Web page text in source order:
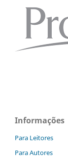
Informações
Para Leitores
Para Autores